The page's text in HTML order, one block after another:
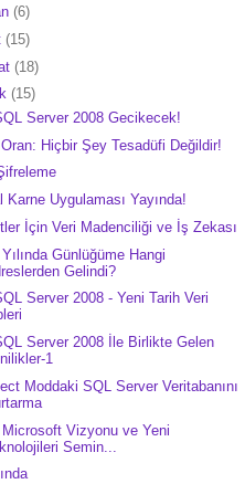
(6)
(15)
(18)
(15)
Server 2008 Gecikecek!
Oran: Hiçbir Şey Tesadüfi Değildir!
Karne Uygulaması Yayında!
İçin Veri Madenciliği ve İş Zekası
Günlüğüme Hangi
Gelindi?
Server 2008 - Yeni Tarih Veri
Server 2008 İle Birlikte Gelen
1
Moddaki SQL Server Veritabanını
Microsoft Vizyonu ve Yeni
Semin...